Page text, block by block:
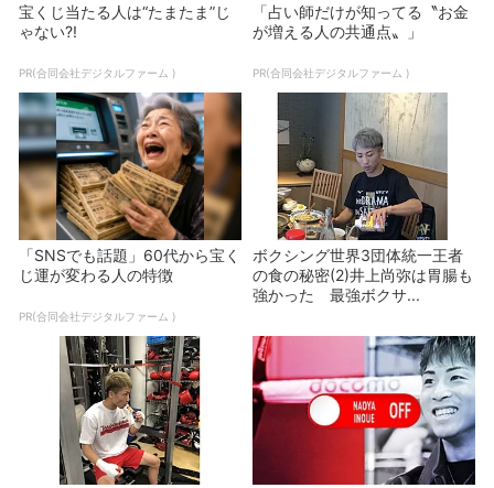
宝くじ当たる人は“たまたま”じ
ゃない?!
PR(合同会社デジタルファーム )
「占い師だけが知ってる〝お金
が増える人の共通点〟」
PR(合同会社デジタルファーム )
「SNSでも話題」60代から宝く
じ運が変わる人の特徴
PR(合同会社デジタルファーム )
ボクシング世界3団体統一王者
の食の秘密(2)井上尚弥は胃腸も
強かった 最強ボクサ...